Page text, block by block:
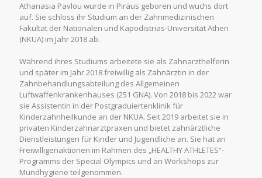
Athanasia Pavlou wurde in Piräus geboren und wuchs dort
auf. Sie schloss ihr Studium an der Zahnmedizinischen
Fakultät der Nationalen und Kapodistrias-Universität Athen
(NKUA) im Jahr 2018 ab.
Während ihres Studiums arbeitete sie als Zahnarzthelferin
und später im Jahr 2018 freiwillig als Zahnärztin in der
Zahnbehandlungsabteilung des Allgemeinen
Luftwaffenkrankenhauses (251 GNA). Von 2018 bis 2022 war
sie Assistentin in der Postgraduiertenklinik für
Kinderzahnheilkunde an der NKUA. Seit 2019 arbeitet sie in
privaten Kinderzahnarztpraxen und bietet zahnärztliche
Dienstleistungen für Kinder und Jugendliche an. Sie hat an
Freiwilligenaktionen im Rahmen des „HEALTHY ATHLETES“-
Programms der Special Olympics und an Workshops zur
Mundhygiene teilgenommen.